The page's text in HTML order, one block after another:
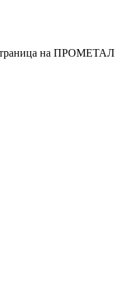
страница на ПРОМЕТАЛ